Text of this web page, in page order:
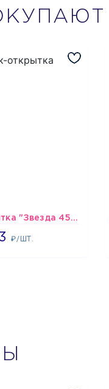
Шарик-открытка "Звезда 45 см" №1
₽/ШТ.
493